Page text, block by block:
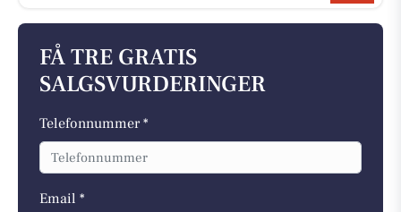
FÅ TRE GRATIS
SALGSVURDERINGER
Telefonnummer *
Email *